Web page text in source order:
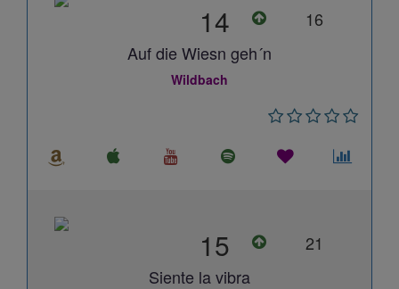
14
16
Auf die Wiesn geh´n
Wildbach
15
21
Siente la vibra